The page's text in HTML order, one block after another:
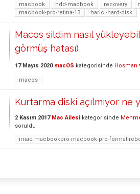
macbook hdd-macbook recovery
macbook-pro-retina-13
harici-hard-disk
Macos sildim nasıl
görmüş hatası)
17 Mayıs 2020 macOS kategorisinde Hosman
macos
Kurtarma diski açılmıyor ne
2 Kasım 2017 Mac Ailesi kategorisinde
soruldu
imac-macbookpro-macbook-pro-format-